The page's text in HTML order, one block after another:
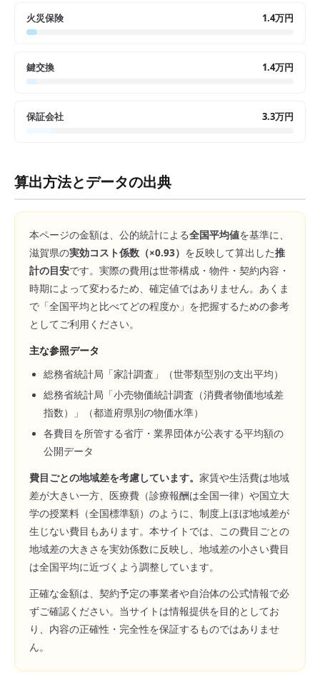
火災保険 1.4万円
鍵交換 1.4万円
保証会社 3.3万円
算出方法とデータの出典
本ページの金額は、公的統計による全国平均値を基準に、
滋賀県の実効コスト係数（×0.93） を反映して算出した推
計の目安です。実際の費用は世帯構成・物件・契約内容・
時期によって変わるため、確定値ではありません。あくま
で「全国平均と比べてどの程度か」を把握するための参考
としてご利用ください。
主な参照データ
総務省統計局「家計調査」（世帯類型別の支出平均）
総務省統計局「小売物価統計調査（消費者物価地域差
指数）」（都道府県別の物価水準）
各費目を所管する省庁・業界団体が公表する平均額の
公開データ
費目ごとの地域差を考慮しています。 家賃や生活費は地域
差が大きい一方、医療費（診療報酬は全国一律）や国立大
学の授業料（全国標準額）のように、制度上ほぼ地域差が
生じない費目もあります。本サイトでは、この費目ごとの
地域差の大きさを実効係数に反映し、地域差の小さい費目
は全国平均に近づくよう調整しています。
正確な金額は、契約予定の事業者や自治体の公式情報で必
ずご確認ください。当サイトは情報提供を目的としてお
り、内容の正確性・完全性を保証するものではありませ
ん。